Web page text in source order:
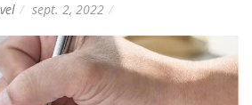
sept. 2, 2022